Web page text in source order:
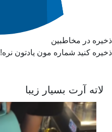
ذخیره در مخاطبین
ذخیره کنید شماره مون یادتون نره!
لاته آرت بسیار زیبا